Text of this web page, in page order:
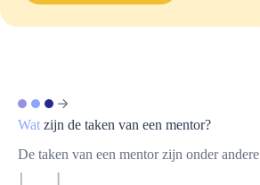
Wat zijn de taken van een mentor?
De taken van een mentor zijn onder andere